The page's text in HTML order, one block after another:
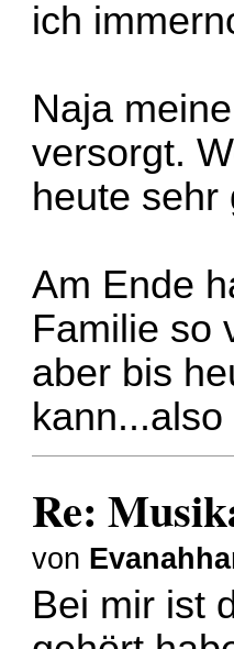
ich
Naja
versorgt.
heute
Am Ende
Familie so
aber bis
Re:
von
Bei mir ist